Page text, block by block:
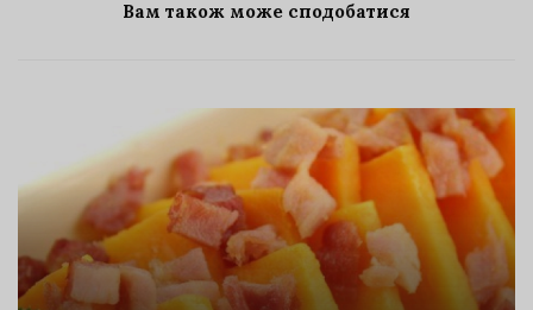
Вам також може сподобатися